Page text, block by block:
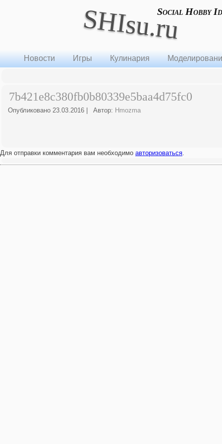
SHIsu.ruSocial Hobby
Новости Игры Кулинария
7b421e8c380fb0b80339e5baa4d75fc0
Опубликовано 23.03.2016 Автор: Hmozma
Для отправки комментария вам необходимо авторизоваться.